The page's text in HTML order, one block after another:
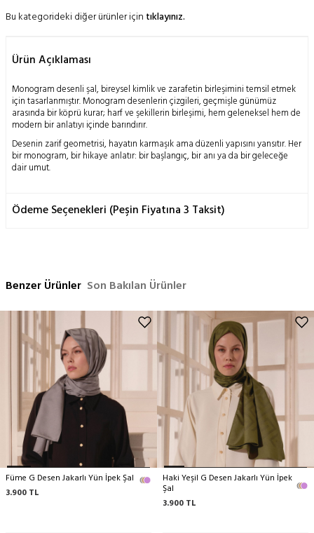
Bu kategorideki diğer ürünler için tıklayınız.
Ürün Açıklaması
Monogram desenli şal, bireysel kimlik ve zarafetin birleşimini temsil etmek
için tasarlanmıştır. Monogram desenlerin çizgileri, geçmişle günümüz
arasında bir köprü kurar; harf ve şekillerin birleşimi, hem geleneksel hem de
modern bir anlatıyı içinde barındırır.
Desenin zarif geometrisi, hayatın karmaşık ama düzenli yapısını yansıtır. Her
bir monogram, bir hikaye anlatır: bir başlangıç, bir anı ya da bir geleceğe
dair umut.
hem özel günlerde hem de günlük yaşamda şıklık ve zarafet arayanlar için
İçerik: %53 İpek %47 Pamuk
Yıkama Talimatı:
Doğanın insanoğluna mucizevi bir armağanı olan ipek böceği kozasının
geleneksel metodlarla işlenmesi ile elde edilen bu ürün; doğası gereği
hassas bir yapıya sahiptir.
Yalnızca kuru temizleme önerilir,
Ütü orta ısıda yapılabilir,
Elde yıkama yapılmaz,
Makinada temizleme yapılmaz,
Sıkma yapılmaz.
Ödeme Seçenekleri (Peşin Fiyatına 3 Taksit)
Benzer Ürünler Son Bakılan Ürünler
Füme G Desen Jakarlı Yün İpek Şal
3.900 TL
Haki Yeşil G Desen Jakarlı Yün İpek
Şal
3.900 TL